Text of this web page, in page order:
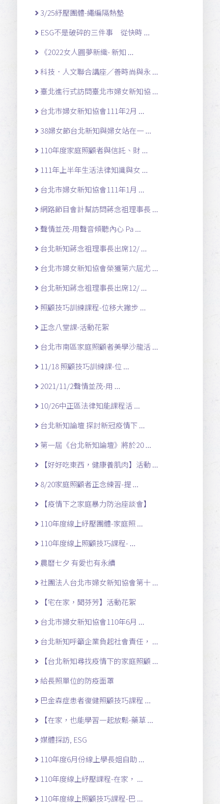
3/25紓壓團體-繩編隔熱墊
ESG不是破碎的三件事 從快時 ...
《2022女人圓夢新織- 新知 ...
科技．人文聯合講座／善時尚與永 ...
臺北進行式訪問臺北市婦女新知協 ...
台北市婦女新知協會111年2月 ...
38婦女節台北新知與婦女站在一 ...
110年度家庭照顧者與信託、財 ...
111年上半年生活法律知識與女 ...
台北市婦女新知協會111年1月 ...
網路節目會計幫訪問蔣念祖理事長 ...
聲情並茂-用聲音傾聽內心 Pa ...
台北新知蔣念祖理事長出席12/ ...
台北市婦女新知協會榮獲第六屆尤 ...
台北新知蔣念祖理事長出席12/ ...
照顧技巧訓練課程-位移大撇步 ...
正念八堂課-活動花絮
台北市南區家庭照顧者美學沙龍活 ...
11/18 照顧技巧訓練課-位 ...
2021/11/2聲情並茂-用 ...
10/26中正區法律知能課程活 ...
台北新知論壇 探討新冠疫情下 ...
第一屆《台北新知論壇》將於20 ...
【好好吃東西，健康養肌肉】活動 ...
8/20家庭照顧者正念練習-提 ...
【疫情下之家庭暴力防治座談會】
110年度線上紓壓團體-家庭照 ...
110年度線上照顧技巧課程- ...
農曆七夕 有愛也有永續
社團法人台北市婦女新知協會第十 ...
【宅在家，聞芬芳】活動花絮
台北市婦女新知協會110年6月 ...
台北新知呼籲企業負起社會責任， ...
【台北新知尋找疫情下的家庭照顧 ...
給長照單位的防疫面罩
巴金森症患者復健照顧技巧課程 ...
【在家，也能學習一起放鬆-藥草 ...
媒體採訪, ESG
110年度6月份線上學長姐自助 ...
110年度線上紓壓課程-在家， ...
110年度線上照顧技巧課程-巴 ...